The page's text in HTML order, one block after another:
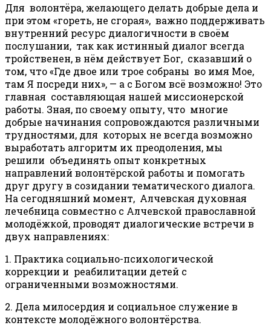
Для волонтёра, желающего делать добрые дела и
при этом «гореть, не сгорая», важно поддерживать
внутренний ресурс диалогичности в своём
послушании, так как истинный диалог всегда
тройственен, в нём действует Бог, сказавший о
том, что «Где двое или трое собраны во имя Мое,
там Я посреди них», — а с Богом всё возможно! Это
главная составляющая нашей миссионерской
работы. Зная, по своему опыту, что многие
добрые начинания сопровождаются различными
трудностями, для которых не всегда возможно
выработать алгоритм их преодоления, мы
решили объединять опыт конкретных
направлений волонтёрской работы и помогать
друг другу в созидании тематического диалога.
На сегодняшний момент, Алчевская духовная
лечебница совместно с Алчевской православной
молодёжкой, проводят диалогические встречи в
двух направлениях:
1. Практика социально-психологической
коррекции и реабилитации детей с
ограниченными возможностями.
2. Дела милосердия и социальное служение в
контексте молодёжного волонтёрства.